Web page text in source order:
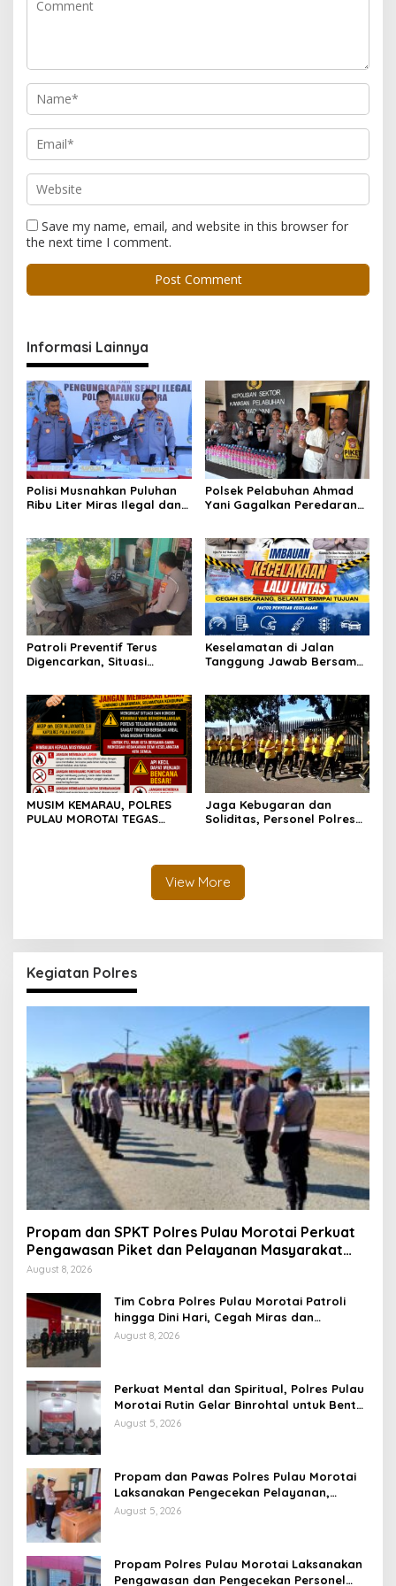
Save my name, email, and website in this browser for
the next time I comment.
Informasi Lainnya
Polisi Musnahkan Puluhan
Ribu Liter Miras Ilegal dan
Lintas Negara
Polsek Pelabuhan Ahmad
Yani Gagalkan Peredaran
Kapal
Patroli Preventif Terus
Digencarkan, Situasi
Kondusif
Keselamatan di Jalan
Tanggung Jawab Bersama,
Lalu Lintas
MUSIM KEMARAU, POLRES
PULAU MOROTAI TEGAS
Jaga Kebugaran dan
Soliditas, Personel Polres
View More
Kegiatan Polres
Propam dan SPKT Polres Pulau Morotai Perkuat
Pengawasan Piket dan Pelayanan Masyarakat
Selama 1×24 Jam
August 8, 2026
Tim Cobra Polres Pulau Morotai Patroli
hingga Dini Hari, Cegah Miras dan
Gangguan Kamtibmas
August 8, 2026
Perkuat Mental dan Spiritual, Polres Pulau
Morotai Rutin Gelar Binrohtal untuk Bentuk
Personel Berintegritas
August 5, 2026
Propam dan Pawas Polres Pulau Morotai
Laksanakan Pengecekan Pelayanan,
Pastikan Masyarakat Mendapat
August 5, 2026
Propam Polres Pulau Morotai Laksanakan
Pengawasan dan Pengecekan Personel